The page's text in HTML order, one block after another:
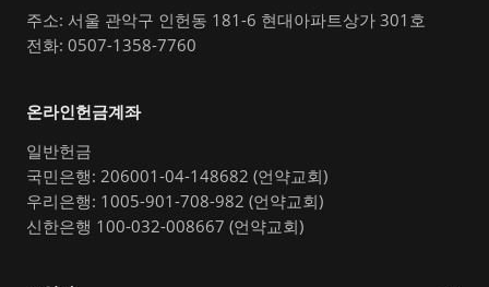
주소: 서울 관악구 인헌동 181-6 현대아파트상가 301호
전화: 0507-1358-7760
온라인헌금계좌
일반헌금
국민은행: 206001-04-148682 (언약교회)
우리은행: 1005-901-708-982 (언약교회)
신한은행 100-032-008667 (언약교회)